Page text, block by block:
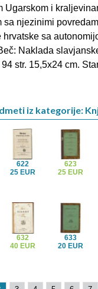
Ugarskom i
sa njezinimi
hrvatske sa
Naklada
str. 15,5x24 cm.
iz kategorije:
622
25 EUR
623
25 EUR
632
40 EUR
633
20 EUR